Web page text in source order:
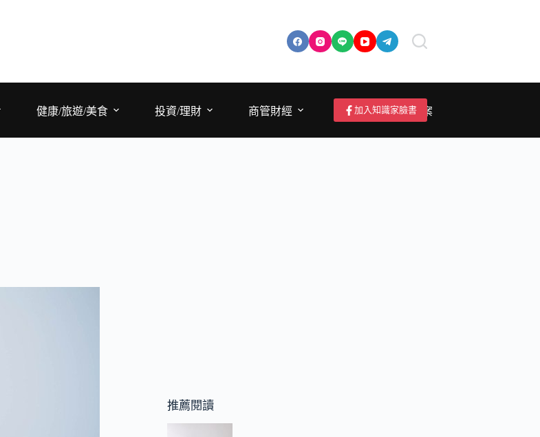
健康/旅遊/美食 投資/理財 商管財經 成為作者/投稿/提案
加入知識家臉書
推薦閱讀